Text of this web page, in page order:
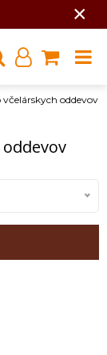
×
oddevov